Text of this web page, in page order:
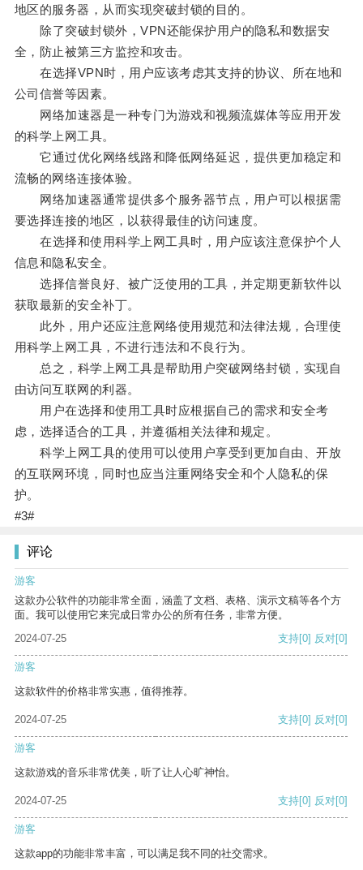
地区的服务器，从而实现突破封锁的目的。
除了突破封锁外，VPN还能保护用户的隐私和数据安
全，防止被第三方监控和攻击。
在选择VPN时，用户应该考虑其支持的协议、所在地和
公司信誉等因素。
网络加速器是一种专门为游戏和视频流媒体等应用开发
的科学上网工具。
它通过优化网络线路和降低网络延迟，提供更加稳定和
流畅的网络连接体验。
网络加速器通常提供多个服务器节点，用户可以根据需
要选择连接的地区，以获得最佳的访问速度。
在选择和使用科学上网工具时，用户应该注意保护个人
信息和隐私安全。
选择信誉良好、被广泛使用的工具，并定期更新软件以
获取最新的安全补丁。
此外，用户还应注意网络使用规范和法律法规，合理使
用科学上网工具，不进行违法和不良行为。
总之，科学上网工具是帮助用户突破网络封锁，实现自
由访问互联网的利器。
用户在选择和使用工具时应根据自己的需求和安全考
虑，选择适合的工具，并遵循相关法律和规定。
科学上网工具的使用可以使用户享受到更加自由、开放
的互联网环境，同时也应当注重网络安全和个人隐私的保
护。
#3#
评论
游客
这款办公软件的功能非常全面，涵盖了文档、表格、演示文稿等各个方
面。我可以使用它来完成日常办公的所有任务，非常方便。
2024-07-25
支持[0] 反对[0]
游客
这款软件的价格非常实惠，值得推荐。
2024-07-25 支持[0] 反对[0]
游客
这款游戏的音乐非常优美，听了让人心旷神怡。
2024-07-25 支持[0] 反对[0]
游客
这款app的功能非常丰富，可以满足我不同的社交需求。